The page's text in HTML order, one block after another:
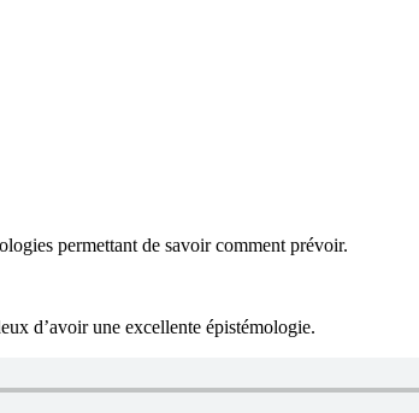
permettant de savoir comment prévoir.
d’avoir une excellente épistémologie.